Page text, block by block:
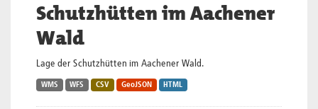
Schutzhütten im Aachener
Wald
Lage der Schutzhütten im Aachener Wald.
WMS WFS CSV GeoJSON HTML